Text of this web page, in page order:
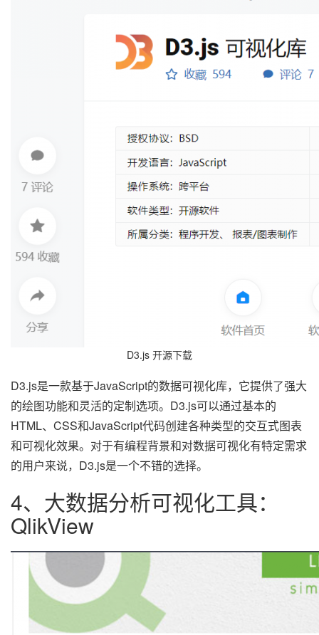
D3.js 开源下载
D3.js是一款基于JavaScript的数据可视化库，它提供了强大
的绘图功能和灵活的定制选项。D3.js可以通过基本的
HTML、CSS和JavaScript代码创建各种类型的交互式图表
和可视化效果。对于有编程背景和对数据可视化有特定需求
的用户来说，D3.js是一个不错的选择。
4、大数据分析可视化工具：
QlikView